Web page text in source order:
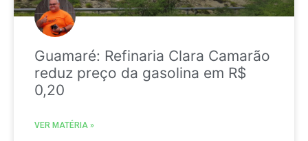
Guamaré: Refinaria Clara Camarão
reduz preço da gasolina em R$
0,20
VER MATÉRIA »